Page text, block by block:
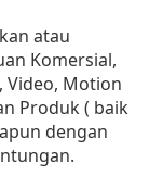
atau
Komersial,
Video, Motion
Produk ( baik
dengan